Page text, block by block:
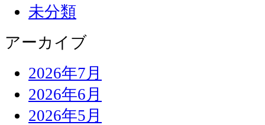
未分類
アーカイブ
2026年7月
2026年6月
2026年5月